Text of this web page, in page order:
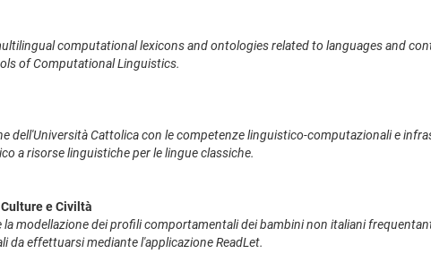
computational lexicons and ontologies related to languages and
of Computational Linguistics.
dell'Università Cattolica con le competenze linguistico-computazionali e
a risorse linguistiche per le lingue classiche.
e Civiltà
modellazione dei profili comportamentali dei bambini non italiani
da effettuarsi mediante l'applicazione ReadLet.